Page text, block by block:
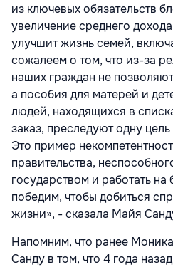
из ключевых обязательств
увеличение среднего
улучшит жизнь семей,
сожалеем о том, что из-за
наших граждан не
а пособия для матерей и
людей, находящихся в
заказ, преследуют одну
Это пример
правительства,
государством и работать
победим, чтобы добиться
жизни», - сказала Майя
Напомним, что ранее
Санду в том, что 4 года